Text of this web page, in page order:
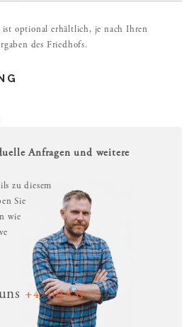
ist optional erhältlich, je nach Ihren
des Friedhofs.
Anfragen und weitere
zu diesem
Sie
wie
+49 (0) 831